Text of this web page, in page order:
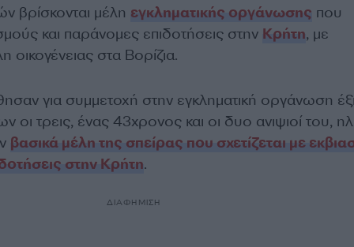
βρίσκονται μέλη εγκληματικής οργάνωσης που
και παράνομες επιδοτήσεις στην Κρήτη, με
οικογένειας στα Βορίζια.
για συμμετοχή στην εγκληματική οργάνωση
οι τρεις, ένας 43χρονος και οι δυο ανιψιοί του,
βασικά μέλη της σπείρας που σχετίζεται με
στην Κρήτη.
ΔΙΑΦΗΜΙΣΗ